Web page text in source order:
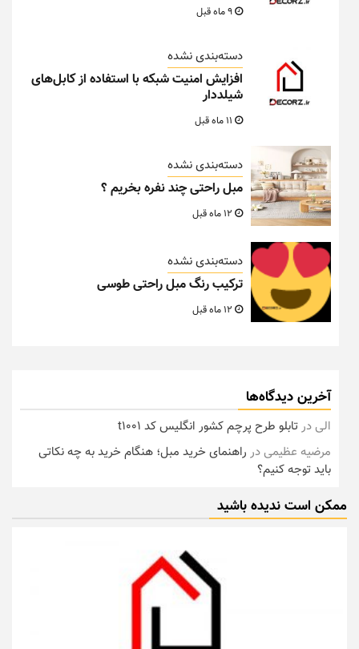
دسته‌بندی نشده
افزایش امنیت شبکه با استفاده از کابل‌های
شیلددار
دسته‌بندی نشده
مبل راحتی چند نفره بخریم ؟
دسته‌بندی نشده
ترکیب رنگ مبل راحتی طوسی
آخرین دیدگاه‌ها
الیدرتابلو طرح پرچم کشور انگلیس کد t1001
مرضیه عظیمیدر راهنمای خرید مبل؛ هنگام خرید به چه نکاتی
باید توجه کنیم؟
ممکن است ندیده باشید